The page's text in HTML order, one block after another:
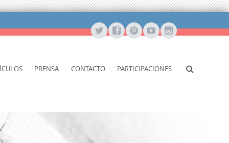
PRENSA CONTACTO PARTICIPACIONES